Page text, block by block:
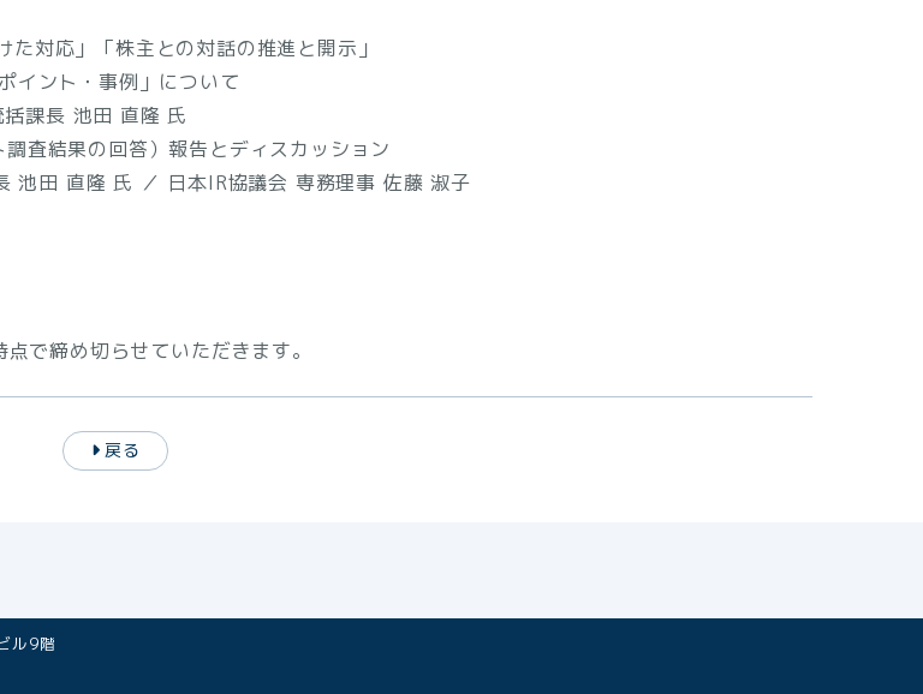
対応」「株主との対話の推進と開示」
ト・事例」について
池田 直隆 氏
結果の回答）報告とディスカッション
直隆 氏 ／ 日本IR協議会 専務理事 佐藤 淑子
で締め切らせていただきます。
戻る
ル9階